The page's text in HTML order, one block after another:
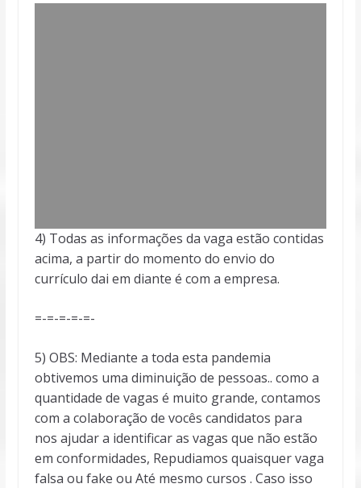
4) Todas as informações da vaga estão contidas
acima, a partir do momento do envio do
currículo dai em diante é com a empresa.
=-=-=-=-=-
5) OBS: Mediante a toda esta pandemia
obtivemos uma diminuição de pessoas.. como a
quantidade de vagas é muito grande, contamos
com a colaboração de vocês candidatos para
nos ajudar a identificar as vagas que não estão
em conformidades, Repudiamos quaisquer vaga
falsa ou fake ou Até mesmo cursos . Caso isso